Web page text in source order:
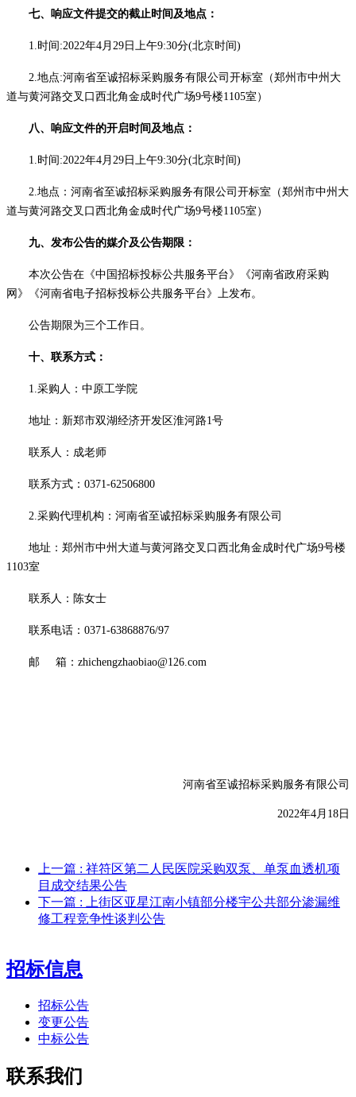
七、响应文件提交的截止时间及地点：
1.时间:2022年4月 29 日 上午9:30分(北京时间)
2.地点:河南省至诚招标采购服务有限公司开标室（郑州市中州大
道与黄河路交叉口西北角金成时代广场9号楼1105室）
八、响应文件的开启时间及地点：
1.时间:2022年4月 29 日 上午9:30分(北京时间)
2.地点：河南省至诚招标采购服务有限公司开标室（郑州市中州大
道与黄河路交叉口西北角金成时代广场9号楼1105室）
九、发布公告的媒介及公告期限：
本次公告在 《中国招标投标公共服务平台》 《河南省政府采购
网 》 《河南省电子招标投标公共服务平台》上发布。
公告期限为三个工作日。
十、联系方式：
1.采购人：中原工学院
地址： 新郑市双湖经济开发区淮河路1号
联系人： 成老师
联系方式： 0371-62506800
2.采购代理机构：河南省至诚招标采购服务有限公司
地址：郑州市中州大道与黄河路交叉口西北角金成时代广场9号楼
1103室
联系人： 陈女士
联系电话： 0371-63868876/97
邮 箱： zhichengzhaobiao@126.com
河南省至诚招标采购服务有限公司
2022年4月 18 日
上一篇 : 祥符区第二人民医院采购双泵、单泵血透机项
目成交结果公告
下一篇 : 上街区亚星江南小镇部分楼宇公共部分渗漏维
修工程竞争性谈判公告
招标信息
招标公告
变更公告
中标公告
联系我们